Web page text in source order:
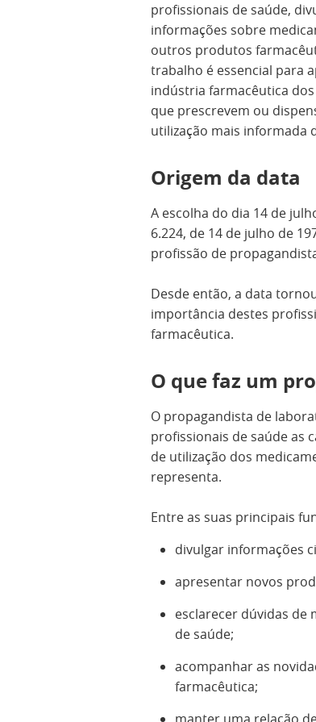
profissionais de saúde,
informações sobre
outros produtos
trabalho é essencial para
indústria farmacêutica
que prescrevem ou
utilização mais informada
Origem da data
A escolha do dia 14 de
6.224, de 14 de julho de
profissão de
Desde então, a data
importância destes
farmacêutica.
O que faz um
O propagandista de
profissionais de saúde as
de utilização dos
representa.
Entre as suas principais
divulgar informações
apresentar novos
esclarecer dúvidas de
de saúde;
acompanhar as
farmacêutica;